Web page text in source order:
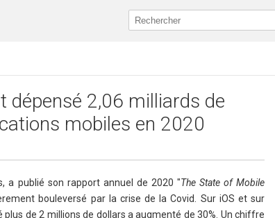
dépensé 2,06 milliards de
mobiles en 2020
a publié son rapport annuel de 2020 "The State of Mobile
bouleversé par la crise de la Covid. Sur iOS et sur
de 2 millions de dollars a augmenté de 30%. Un chiffre